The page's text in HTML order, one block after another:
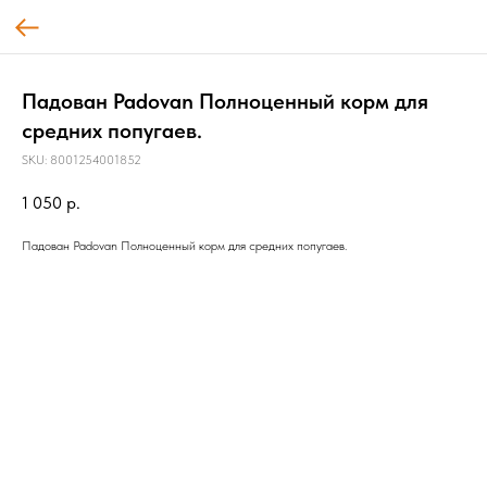
Падован Padovan Полноценный корм для
средних попугаев.
SKU: 8001254001852
1 050 р.
Падован Padovan Полноценный корм для средних попугаев.